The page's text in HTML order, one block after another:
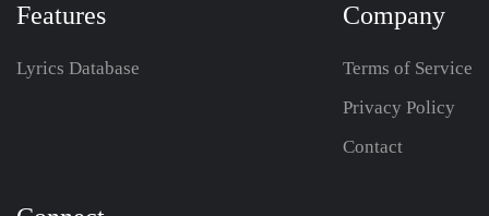
Features
Lyrics Database
Company
Terms of Service
Privacy Policy
Contact